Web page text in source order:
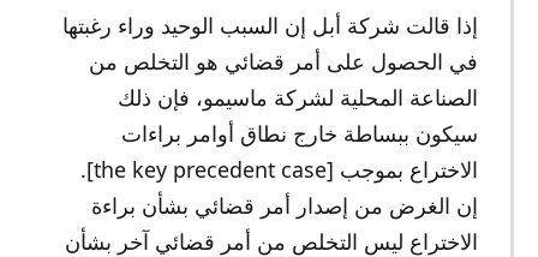
إذا قالت شركة أبل إن السبب الوحيد وراء رغبتها
في الحصول على أمر قضائي هو التخلص من
الصناعة المحلية لشركة ماسيمو، فإن ذلك
سيكون ببساطة خارج نطاق أوامر براءات
الاختراع بموجب [the key precedent case].
إن الغرض من إصدار أمر قضائي بشأن براءة
الاختراع ليس التخلص من أمر قضائي آخر بشأن